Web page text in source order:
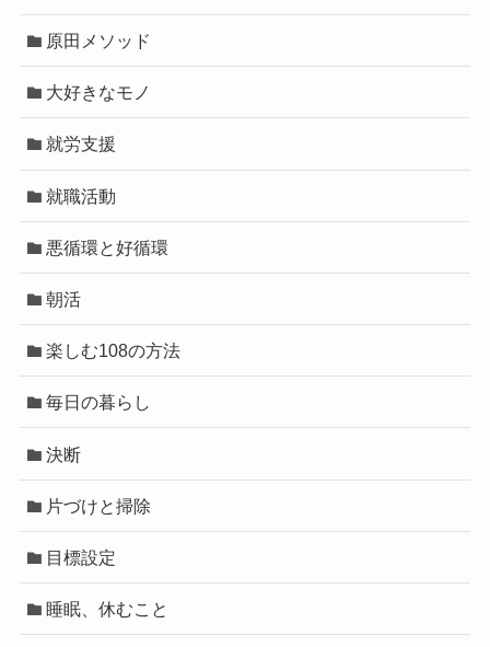
原田メソッド
大好きなモノ
就労支援
就職活動
悪循環と好循環
朝活
楽しむ108の方法
毎日の暮らし
決断
片づけと掃除
目標設定
睡眠、休むこと